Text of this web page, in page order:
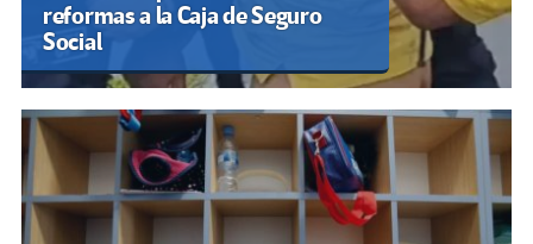
reformas a la Caja de Seguro
Social